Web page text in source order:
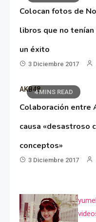
Colocan fotos de
libros que no
un éxito
3 Diciembre 2017
4 MINS READ
AKB48
Colaboración entre
causa «desastroso
conceptos»
3 Diciembre 2017